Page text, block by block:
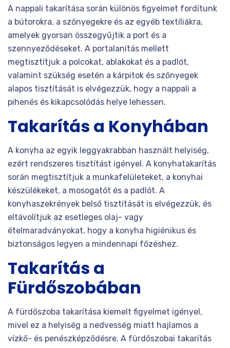
A nappali takarítása során különös figyelmet fordítunk
a bútorokra, a szőnyegekre és az egyéb textíliákra,
amelyek gyorsan összegyűjtik a port és a
szennyeződéseket. A portalanítás mellett
megtisztítjuk a polcokat, ablakokat és a padlót,
valamint szükség esetén a kárpitok és szőnyegek
alapos tisztítását is elvégezzük, hogy a nappali a
pihenés és kikapcsolódás helye lehessen.
Takarítás a Konyhában
A konyha az egyik leggyakrabban használt helyiség,
ezért rendszeres tisztítást igényel. A konyhatakarítás
során megtisztítjuk a munkafelületeket, a konyhai
készülékeket, a mosogatót és a padlót. A
konyhaszekrények belső tisztítását is elvégezzük, és
eltávolítjuk az esetleges olaj- vagy
ételmaradványokat, hogy a konyha higiénikus és
biztonságos legyen a mindennapi főzéshez.
Takarítás a
Fürdőszobában
A fürdőszoba takarítása kiemelt figyelmet igényel,
mivel ez a helyiség a nedvesség miatt hajlamos a
vízkő- és penészképződésre. A fürdőszobai takarítás